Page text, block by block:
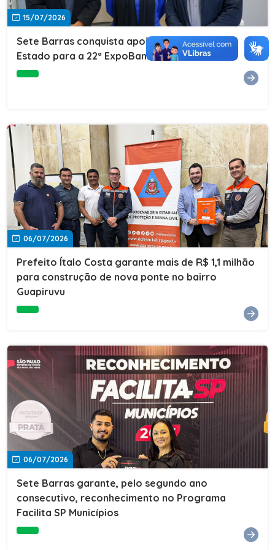
15/07/2026
Sete Barras conquista apoio do Governo do
Estado para a 22ª ExpoBanana
06/07/2026
Prefeito Ítalo Costa garante mais de R$ 1,1 milhão
para construção de nova ponte no bairro
Guapiruvu
06/07/2026
Sete Barras garante, pelo segundo ano
consecutivo, reconhecimento no Programa
Facilita SP Municípios